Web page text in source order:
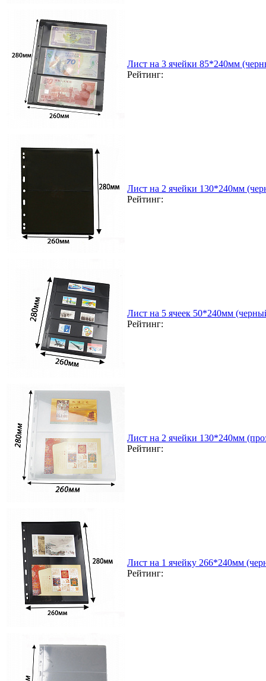
Лист на 3 ячейки 85*240мм
Рейтинг:
Лист на 2 ячейки 130*240мм
Рейтинг:
Лист на 5 ячеек 50*240мм
Рейтинг:
Лист на 2 ячейки 130*240мм
Рейтинг:
Лист на 1 ячейку 266*240мм
Рейтинг: